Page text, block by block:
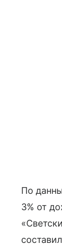
По
3% от